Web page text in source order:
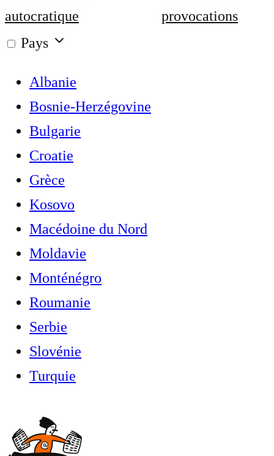
autocratique
provocations
Pays
Albanie
Bosnie-Herzégovine
Bulgarie
Croatie
Grèce
Kosovo
Macédoine du Nord
Moldavie
Monténégro
Roumanie
Serbie
Slovénie
Turquie